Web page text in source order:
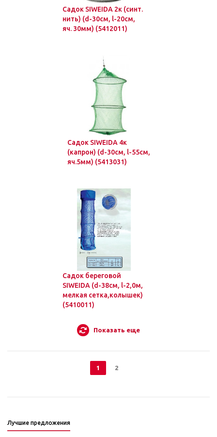
Садок SIWEIDA 2к (синт.
нить) (d-30см, l-20см,
яч. 30мм) (5412011)
Садок SIWEIDA 4к
(капрон) (d-30см, l-55см,
яч.5мм) (5413031)
Садок береговой
SIWEIDA (d-38см, l-2,0м,
мелкая сетка,колышек)
(5410011)
Показать еще
1 2
Лучшие предложения